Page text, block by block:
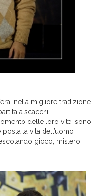
nella migliore tradizione
a scacchi
delle loro vite, sono
la vita dell’uomo
gioco, mistero,